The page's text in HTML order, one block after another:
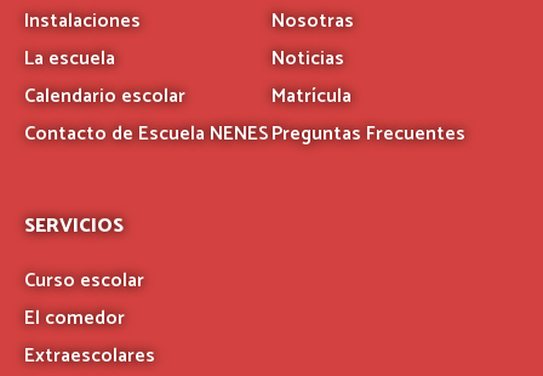
Instalaciones
La escuela
Calendario escolar
Contacto de Escuela NENES
Nosotras
Noticias
Matrícula
Preguntas Frecuentes
SERVICIOS
Curso escolar
El comedor
Extraescolares